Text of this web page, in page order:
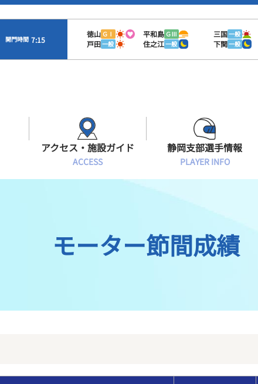
開門時間 7:15
徳山 ＧⅠ 平和島 ＧⅢ 三国一般
戸田一般 住之江一般 下関一般
ボートデータ
出目データ
アクセス・施設ガイド
ACCESS
有料席情報
静岡支部選手情報
PLAYER INFO
選手募集
レーサーズファイル
モーター節間成績